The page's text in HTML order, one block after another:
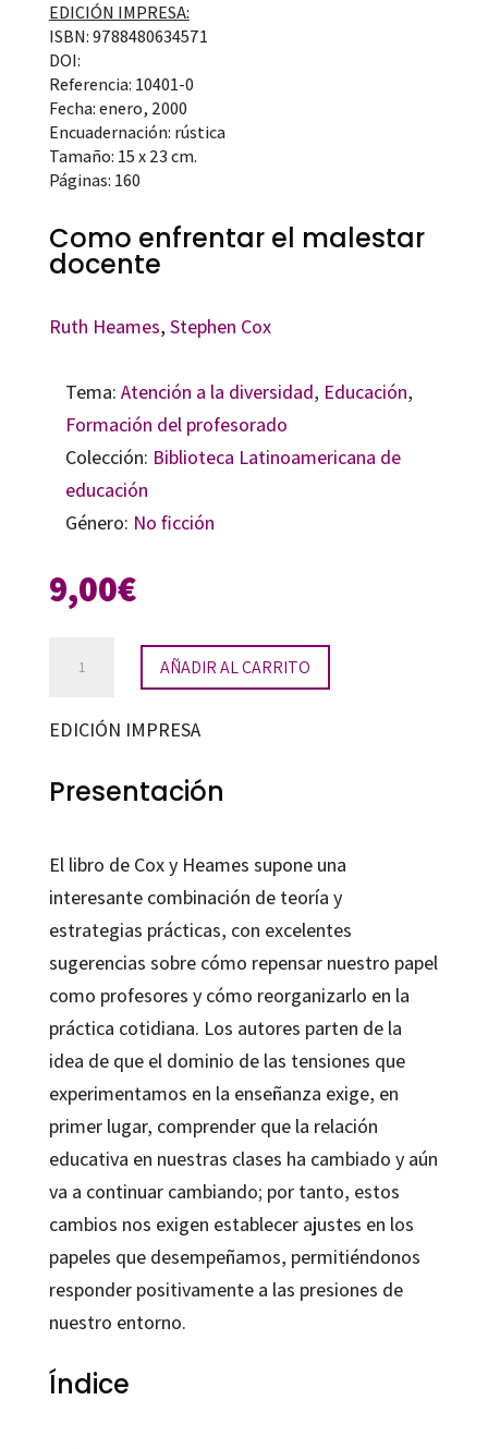
EDICIÓN IMPRESA:
ISBN: 9788480634571
DOI:
Referencia: 10401-0
Fecha: enero, 2000
Encuadernación: rústica
Tamaño: 15 x 23 cm.
Páginas: 160
Como enfrentar el malestar
docente
Ruth Heames, Stephen Cox
Tema: Atención a la diversidad, Educación,
Formación del profesorado
Colección: Biblioteca Latinoamericana de
educación
Género: No ficción
9,00€
el
docente
AÑADIR AL CARRITO
EDICIÓN IMPRESA
Presentación
El libro de Cox y Heames supone una
interesante combinación de teoría y
estrategias prácticas, con excelentes
sugerencias sobre cómo repensar nuestro papel
como profesores y cómo reorganizarlo en la
práctica cotidiana. Los autores parten de la
idea de que el dominio de las tensiones que
experimentamos en la enseñanza exige, en
primer lugar, comprender que la relación
educativa en nuestras clases ha cambiado y aún
va a continuar cambiando; por tanto, estos
cambios nos exigen establecer ajustes en los
papeles que desempeñamos, permitiéndonos
responder positivamente a las presiones de
nuestro entorno.
Índice